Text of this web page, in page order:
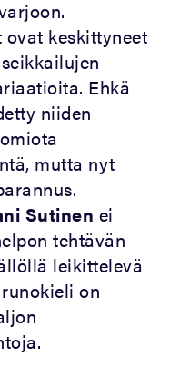
keskittyneet
Ehkä
niiden
mutta nyt
Sutinen ei
tehtävän
leikittelevä
on